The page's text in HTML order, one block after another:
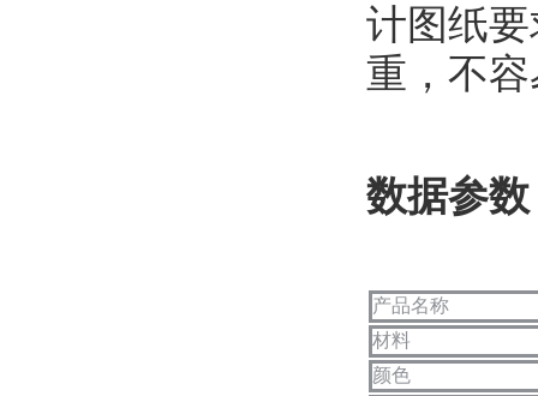
计图纸
重，不
数据参数
产品名称
材料
颜色